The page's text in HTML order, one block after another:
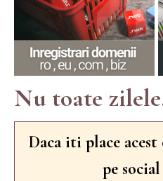
Nu toate
Daca iti place
pe